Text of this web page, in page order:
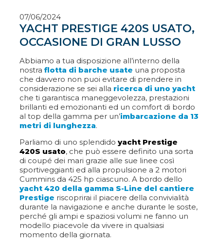
07/06/2024
YACHT PRESTIGE 420S USATO,
OCCASIONE DI GRAN LUSSO
Abbiamo a tua disposizione all’interno della
nostra flotta di barche usate una proposta
che davvero non puoi evitare di prendere in
considerazione se sei alla ricerca di uno yacht
che ti garantisca maneggevolezza, prestazioni
brillanti ed emozionanti ed un comfort di bordo
al top della gamma per un’imbarcazione da 13
metri di lunghezza.
Parliamo di uno splendido yacht Prestige
420S usato, che può essere definito una sorta
di coupé dei mari grazie alle sue linee così
sportiveggianti ed alla propulsione a 2 motori
Cummins da 425 hp ciascuno. A bordo dello
yacht 420 della gamma S-Line del cantiere
Prestige riscoprirai il piacere della convivialità
durante la navigazione e anche durante le soste,
perché gli ampi e spaziosi volumi ne fanno un
modello piacevole da vivere in qualsiasi
momento della giornata.